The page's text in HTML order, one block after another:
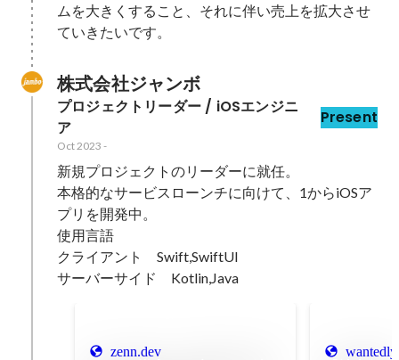
ムを大きくすること、それに伴い売上を拡大させ
ていきたいです。
株式会社ジャンボ
プロジェクトリーダー / iOSエンジニ
ア
Present
Oct 2023 -
新規プロジェクトのリーダーに就任。
本格的なサービスローンチに向けて、1からiOSア
プリを開発中。
使用言語
クライアント　Swift,SwiftUI
サーバーサイド　Kotlin,Java
zenn.dev